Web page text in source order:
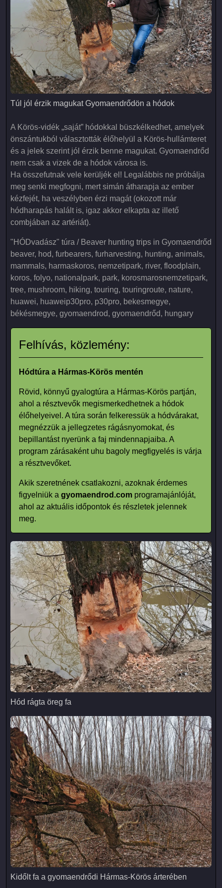
Túl jól érzik magukat Gyomaendrődön a hódok
Túl jól érzik magukat Gyomaendrődön a hódok
A Körös-vidék „saját” hódokkal büszkélkedhet, amelyek
önszántukból választották élőhelyül a Körös-hullámteret
és a jelek szerint jól érzik benne magukat. Gyomaendrőd
nem csak a vizek de a hódok városa is.
Ha összefutnak vele kerüljék el! Legalábbis ne próbálja
meg senki megfogni, mert simán átharapja az ember
kézfejét, ha veszélyben érzi magát (okozott már
hódharapás halált is, igaz akkor elkapta az illető
combjában az artériát).
"HÓDvadász" túra / Beaver hunting trips in Gyomaendrőd
beaver, hod, furbearers, furharvesting, hunting, animals,
mammals, harmaskoros, nemzetipark, river, floodplain,
koros, folyo, nationalpark, park, korosmarosnemzetipark,
tree, mushroom, hiking, touring, touringroute, nature,
huawei, huaweip30pro, p30pro, bekesmegye,
békésmegye, gyomaendrod, gyomaendrőd, hungary
Felhívás, közlemény:
Hódtúra a Hármas-Körös mentén
Rövid, könnyű gyalogtúra a Hármas-Körös partján,
ahol a résztvevők megismerkedhetnek a hódok
élőhelyeivel. A túra során felkeressük a hódvárakat,
megnézzük a jellegzetes rágásnyomokat, és
bepillantást nyerünk a faj mindennapjaiba. A
program zárásaként uhu bagoly megfigyelés is várja
a résztvevőket.
Akik szeretnének csatlakozni, azoknak érdemes
figyelniük a gyomaendrod.com programajánlóját,
ahol az aktuális időpontok és részletek jelennek
meg.
Hód rágta öreg fa
Hód rágta öreg fa
Kidőlt fa a gyomaendrődi Hármas-Körös árterében
Kidőlt fa a gyomaendrődi Hármas-Körös árterében